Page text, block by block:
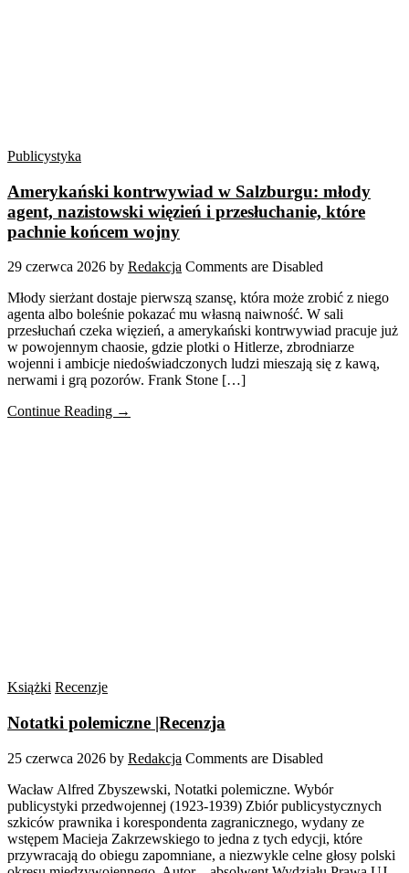
Publicystyka
Amerykański kontrwywiad w Salzburgu: młody
agent, nazistowski więzień i przesłuchanie, które
pachnie końcem wojny
29 czerwca 2026 by Redakcja Comments are Disabled
Młody sierżant dostaje pierwszą szansę, która może zrobić z niego
agenta albo boleśnie pokazać mu własną naiwność. W sali
przesłuchań czeka więzień, a amerykański kontrwywiad pracuje już
w powojennym chaosie, gdzie plotki o Hitlerze, zbrodniarze
wojenni i ambicje niedoświadczonych ludzi mieszają się z kawą,
nerwami i grą pozorów. Frank Stone […]
Continue Reading →
Książki Recenzje
Notatki polemiczne |Recenzja
25 czerwca 2026 by Redakcja Comments are Disabled
Wacław Alfred Zbyszewski, Notatki polemiczne. Wybór
publicystyki przedwojennej (1923-1939) Zbiór publicystycznych
szkiców prawnika i korespondenta zagranicznego, wydany ze
wstępem Macieja Zakrzewskiego to jedna z tych edycji, które
przywracają do obiegu zapomniane, a niezwykle celne głosy polski